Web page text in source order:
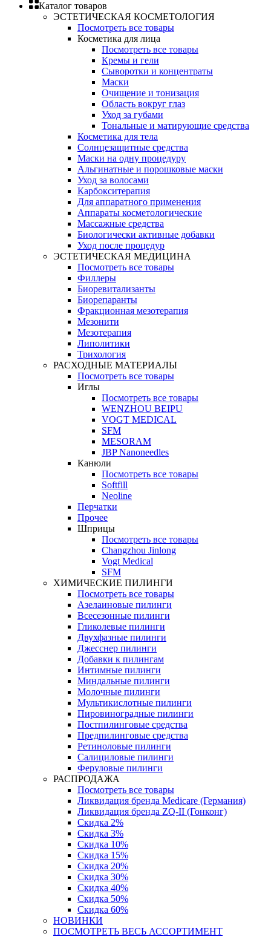
Каталог товаров
ЭСТЕТИЧЕСКАЯ КОСМЕТОЛОГИЯ
Посмотреть все товары
Косметика для лица
Посмотреть все товары
Кремы и гели
Сыворотки и концентраты
Маски
Очищение и тонизация
Область вокруг глаз
Уход за губами
Тональные и матирующие средства
Косметика для тела
Солнцезащитные средства
Маски на одну процедуру
Альгинатные и порошковые маски
Уход за волосами
Карбокситерапия
Для аппаратного применения
Аппараты косметологические
Массажные средства
Биологически активные добавки
Уход после процедур
ЭСТЕТИЧЕСКАЯ МЕДИЦИНА
Посмотреть все товары
Филлеры
Биоревитализанты
Биорепаранты
Фракционная мезотерапия
Мезонити
Мезотерапия
Липолитики
Трихология
РАСХОДНЫЕ МАТЕРИАЛЫ
Посмотреть все товары
Иглы
Посмотреть все товары
WENZHOU BEIPU
VOGT MEDICAL
SFM
MESORAM
JBP Nanoneedles
Канюли
Посмотреть все товары
Softfill
Neoline
Перчатки
Прочее
Шприцы
Посмотреть все товары
Changzhou Jinlong
Vogt Medical
SFM
ХИМИЧЕСКИЕ ПИЛИНГИ
Посмотреть все товары
Азелаиновые пилинги
Всесезонные пилинги
Гликолевые пилинги
Двухфазные пилинги
Джесснер пилинги
Добавки к пилингам
Интимные пилинги
Миндальные пилинги
Молочные пилинги
Мультикислотные пилинги
Пировиноградные пилинги
Постпилинговые средства
Предпилинговые средства
Ретиноловые пилинги
Салициловые пилинги
Феруловые пилинги
РАСПРОДАЖА
Посмотреть все товары
Ликвидация бренда Medicare (Германия)
Ликвидация бренда ZQ-II (Гонконг)
Скидка 2%
Скидка 3%
Скидка 10%
Скидка 15%
Скидка 20%
Скидка 30%
Скидка 40%
Скидка 50%
Скидка 60%
НОВИНКИ
ПОСМОТРЕТЬ ВЕСЬ АССОРТИМЕНТ